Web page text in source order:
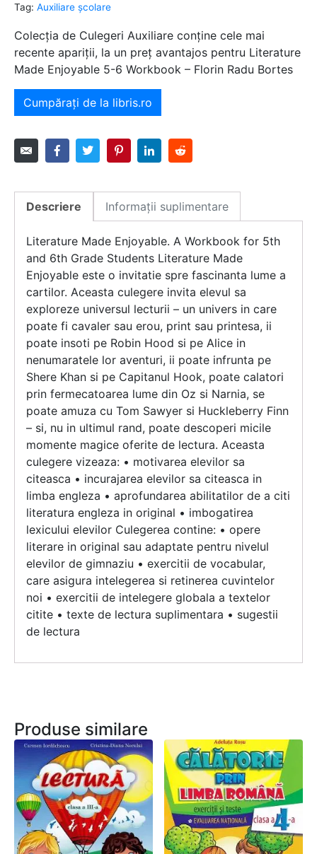
Tag: Auxiliare şcolare
Colecția de Culegeri Auxiliare conține cele mai
recente apariții, la un preț avantajos pentru Literature
Made Enjoyable 5-6 Workbook – Florin Radu Bortes
Cumpărați de la libris.ro
Descriere Informații suplimentare
Literature Made Enjoyable. A Workbook for 5th
and 6th Grade Students Literature Made
Enjoyable este o invitatie spre fascinanta lume a
cartilor. Aceasta culegere invita elevul sa
exploreze universul lecturii – un univers in care
poate fi cavaler sau erou, print sau printesa, ii
poate insoti pe Robin Hood si pe Alice in
nenumaratele lor aventuri, ii poate infrunta pe
Shere Khan si pe Capitanul Hook, poate calatori
prin fermecatoarea lume din Oz si Narnia, se
poate amuza cu Tom Sawyer si Huckleberry Finn
– si, nu in ultimul rand, poate descoperi micile
momente magice oferite de lectura. Aceasta
culegere vizeaza: • motivarea elevilor sa
citeasca • incurajarea elevilor sa citeasca in
limba engleza • aprofundarea abilitatilor de a citi
literatura engleza in original • imbogatirea
lexicului elevilor Culegerea contine: • opere
literare in original sau adaptate pentru nivelul
elevilor de gimnaziu • exercitii de vocabular,
care asigura intelegerea si retinerea cuvintelor
noi • exercitii de intelegere globala a textelor
citite • texte de lectura suplimentara • sugestii
de lectura
Produse similare